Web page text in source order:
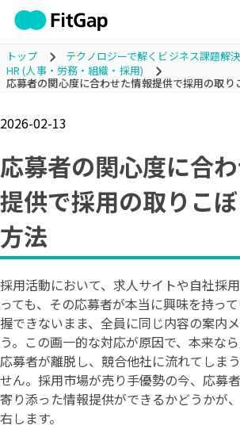
トップ
テクノロジーで解くビジネス課題解
HR (人事・労務・組織・採用)
応募者の関心度に合わせた情報提供で採用の取り
2026-02-13
応募者の関心度に合
提供で採用の取りこ
方法
採用活動において、求人サイトや自社採
っても、その応募者が本当に興味を持っ
握できないまま、全員に同じ内容の案内
う。この画一的な対応が原因で、本来な
応募者が離脱し、競合他社に流れてしま
せん。採用市場が売り手優勢の今、応募
寄り添った情報提供ができるかどうかが
右します。